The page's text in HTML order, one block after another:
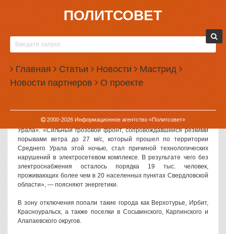
ПОЛИТСОВЕТ
Главная Статьи Новости Мастрид
Новости партнеров О проекте
2000-2026Информационное агентство «Политсовет»
22.05.2014, 10:29
ГРОЗА ОБЕСТОЧИЛА ЧАСТЬ СВЕРДЛОВСКОЙ
ОБЛАСТИ
Прошедшая в ночь на 22 мая гроза нарушила электроснабжение
в северной и восточной частях Свердловской области. Без
электричества остались 19 тысяч человек в двух десятках
населенных пунктов.
О последствиях грозы сообщает пресс-служба компании «МРСК
Урала». «Сильный грозовой фронт, сопровождавшийся резкими
порывами ветра до 27 м/с, который прошел по территории
Среднего Урала этой ночью, стал причиной технологических
нарушений в электросетевом комплексе. В результате чего без
электроснабжения осталось порядка 19 тыс. человек,
проживающих более чем в 20 населенных пунктах Свердловской
области», — поясняют энергетики.
В зону отключения попали такие города как Верхотурье, Ирбит,
Красноуральск, а также поселки в Сосьвинского, Карпинского и
Алапаевского округов.